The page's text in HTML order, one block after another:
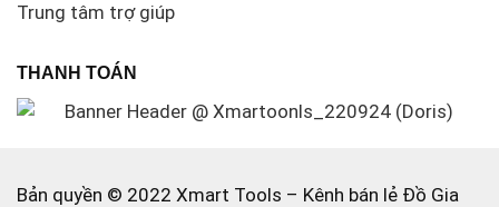
Trung tâm trợ giúp
THANH TOÁN
Bản quyền © 2022 Xmart Tools – Kênh bán lẻ Đồ Gia